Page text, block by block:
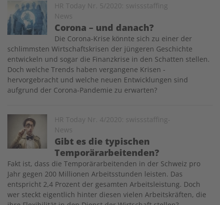
HR Today Nr. 5/2020: swissstaffing
News
Corona – und danach?
Image
Die Corona-Krise könnte sich zu einer der
schlimmsten Wirtschafts­krisen der jüngeren Geschichte
entwickeln und sogar die Finanzkrise in den Schatten stellen.
Doch welche Trends haben vergangene Krisen ­
hervorgebracht und welche neuen Entwicklungen sind
aufgrund der Corona-Pandemie zu erwarten?
HR Today Nr. 4/2020: swissstaffing-
News
Gibt es die typischen
Temporärarbeitenden?
Image
Fakt ist, dass die Temporärarbeitenden in der Schweiz pro
Jahr gegen 200 Millionen Arbeitsstunden leisten. Das
entspricht 2,4 Prozent der gesamten Arbeitsleistung. Doch
wer steckt eigentlich hinter diesen vielen Arbeitskräften, die